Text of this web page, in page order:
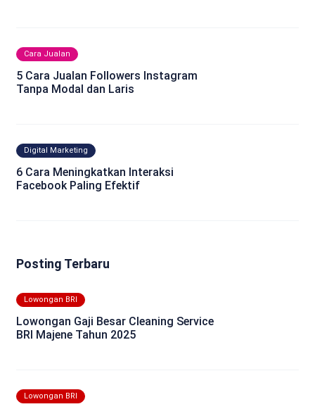
Cara Jualan
5 Cara Jualan Followers Instagram
Tanpa Modal dan Laris
Digital Marketing
6 Cara Meningkatkan Interaksi
Facebook Paling Efektif
Posting Terbaru
Lowongan BRI
Lowongan Gaji Besar Cleaning Service
BRI Majene Tahun 2025
Lowongan BRI